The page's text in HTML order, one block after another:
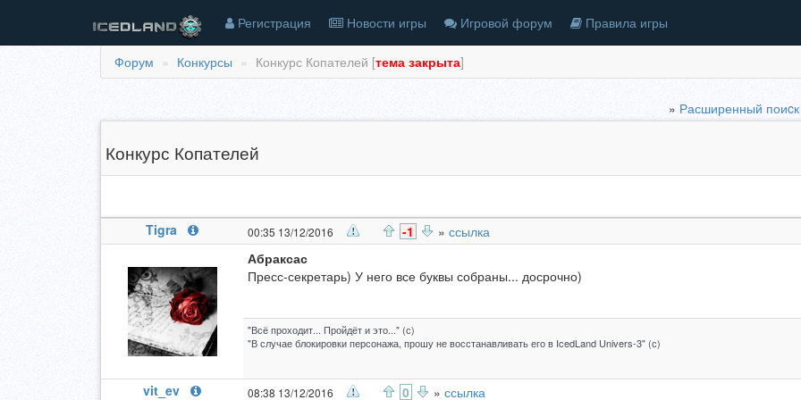
Регистрация Новости игры Игровой форум Правила игры
Форум Конкурсы Конкурс Копателей [тема закрыта]
» Расширенный поиcк
Конкурс Копателей
Tigra
00:35 13/12/2016 -1 » ссылка
Абраксас
Пресс-секретарь) У него все буквы собраны... досрочно)
"Всё проходит... Пройдёт и это..." (с)
"В случае блокировки персонажа, прошу не восстанавливать его в IcedLand Univers-3" (с)
vit_ev 08:38 13/12/2016 0 » ссылка